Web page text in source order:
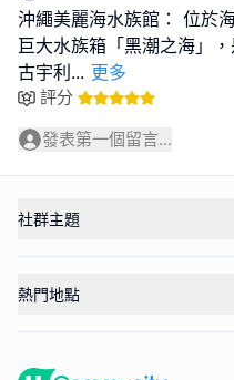
沖繩美麗海水族館： 位於
巨大水族箱「黑潮之海」
古宇利 ... 更多
評分
發表第一個留言...
社群主題
熱門地點